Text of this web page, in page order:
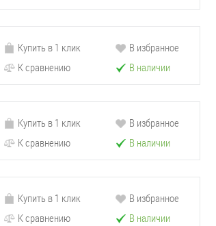
Купить в 1 клик
К сравнению
В избранное
В наличии
Купить в 1 клик
К сравнению
В избранное
В наличии
Купить в 1 клик
К сравнению
В избранное
В наличии